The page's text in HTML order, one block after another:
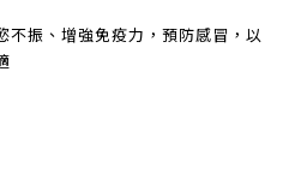
振、增強免疫力，預防感冒， 以